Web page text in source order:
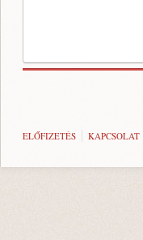
ELŐFIZETÉS KAPCSOLAT